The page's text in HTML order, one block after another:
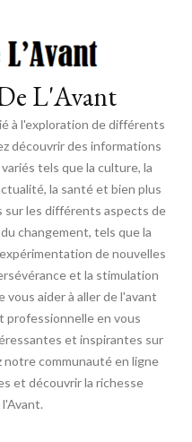
L'Avant
à l'exploration de différents
découvrir des informations
tels que la culture, la
la santé et bien plus
sur les différents aspects de
changement, tels que la
de nouvelles
et la stimulation
aider à aller de l'avant
professionnelle en vous
et inspirantes sur
notre communauté en ligne
et découvrir la richesse